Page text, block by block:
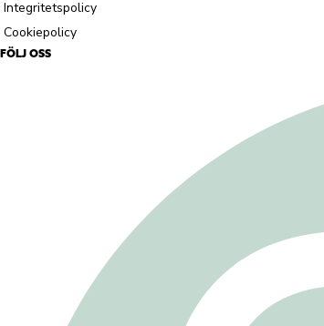
Integritetspolicy
Cookiepolicy
FÖLJ OSS